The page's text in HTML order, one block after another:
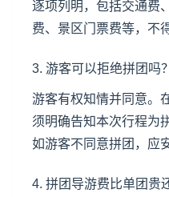
逐项列明，包括交通费
费、 景区门票费等，不
3. 游客可以拒绝拼团吗？
游客有权知情并同意。
须明确告知本次行程为
如游客不同意拼团，应
4. 拼团导游费比单团贵